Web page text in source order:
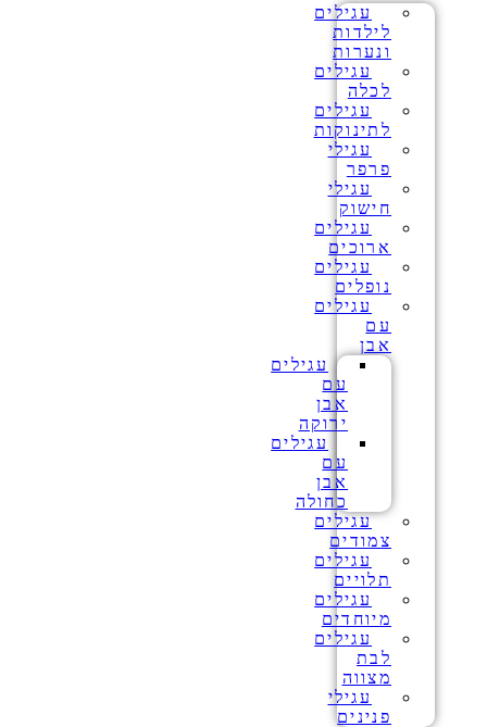
עגילים
לילדות
ונערות
עגילים
לכלה
עגילים
לתינוקות
עגילי
פרפר
עגילי
חישוק
עגילים
ארוכים
עגילים
נופלים
עגילים
עם
אבן
עגילים
עם
אבן
ירוקה
עגילים
עם
אבן
כחולה
עגילים
צמודים
עגילים
תלויים
עגילים
מיוחדים
עגילים
לבת
מצווה
עגילי
פנינים